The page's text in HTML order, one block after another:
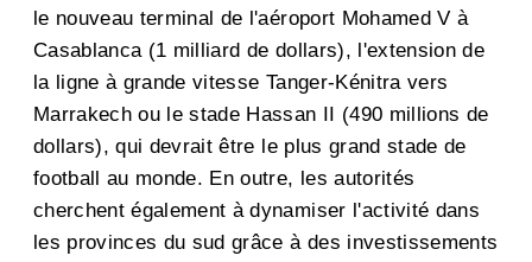
le nouveau terminal de l'aéroport Mohamed V à
Casablanca (1 milliard de dollars), l'extension de
la ligne à grande vitesse Tanger-Kénitra vers
Marrakech ou le stade Hassan II (490 millions de
dollars), qui devrait être le plus grand stade de
football au monde. En outre, les autorités
cherchent également à dynamiser l'activité dans
les provinces du sud grâce à des investissements